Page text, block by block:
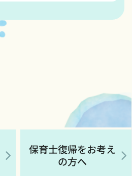
保育士復帰をお考え
の方へ